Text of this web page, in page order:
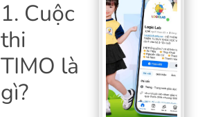
1. Cuộc
thi
TIMO là
gì?